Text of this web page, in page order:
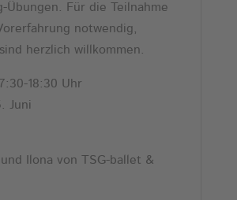
Übungen. Für die Teilnahme
notwendig,
herzlich willkommen.
18:30 Uhr
Juni
Ilona von TSG-ballet &